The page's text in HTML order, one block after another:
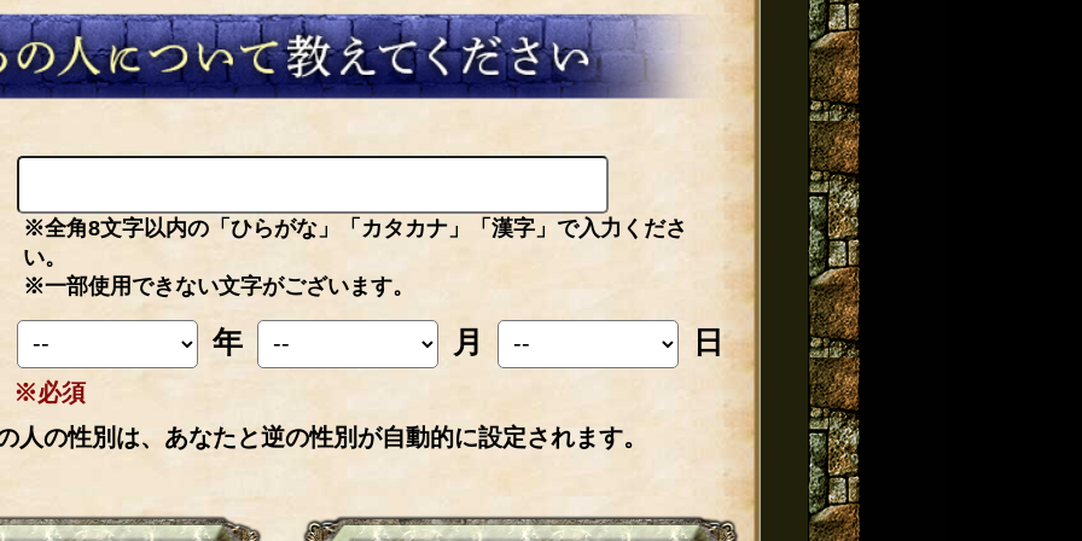
※全角8文字以内の「ひらがな」「カタカナ」「漢字」で入力くださ
い。
※一部使用できない文字がございます。
年 月 日
※必須
人の性別は、あなたと逆の性別が自動的に設定されます。